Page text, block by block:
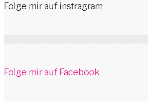
Folge mir auf instragram
Folge mir auf Facebook